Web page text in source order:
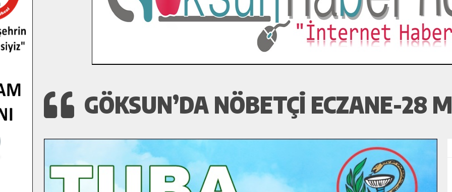
GÖKSUN’DA NÖBETÇI ECZANE-28